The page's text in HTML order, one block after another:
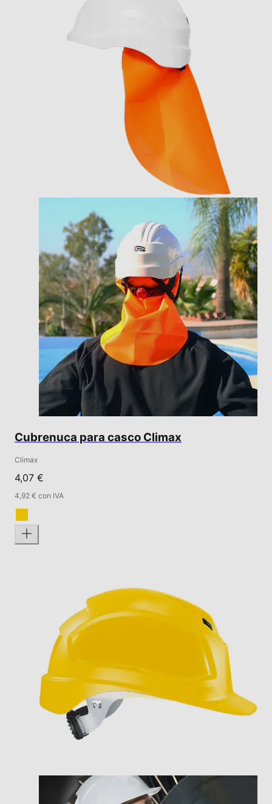
Cubrenuca para casco Climax
Climax
4,07 €
4,92 € con IVA